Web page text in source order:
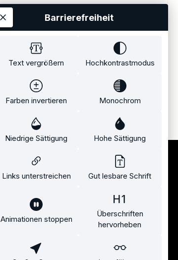
Text vergrößern Hochkontrastmodus
Farben invertieren Monochrom
Niedrige Sättigung Hohe Sättigung
Links unterstreichen Gut lesbare Schrift
Animationen stoppen
Überschriften
hervorheben
Barrierefreiheit